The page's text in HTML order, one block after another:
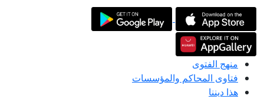
منهج الفتوى
فتاوى المحاكم والمؤسسات
هذا ديننا